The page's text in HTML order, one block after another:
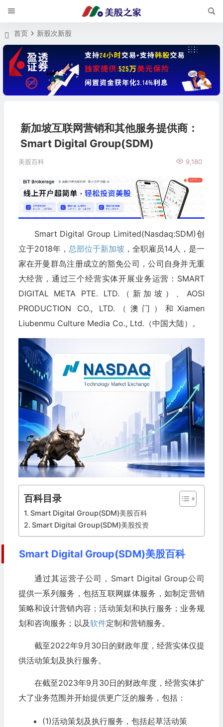
首页 新股次新股
新加坡互联网营销和其他服务提供商：
Smart Digital Group(SDM)
美股百科 9,180
Smart Digital Group Limited(Nasdaq:SDM)创
立于2018年， 总部位于新加坡 ，全职雇员14人，是一
家在开曼群岛注册成立的豁免公司，公司自身并无重
大经营，通过三个经营实体开展业务运营：SMART
DIGITAL META PTE. LTD.（新加坡）、AOSI
PRODUCTION CO., LTD.（澳门）和Xiamen
Liubenmu Culture Media Co., Ltd.（中国大陆）。
百科目录
Smart Digital Group(SDM)美股百科
Smart Digital Group(SDM)美股投资
Smart Digital Group(SDM)美股百科
通过其运营子公司，Smart Digital Group公司
提供一系列服务，包括互联网媒体服务，如制定营销
策略和设计营销内容；活动策划和执行服务；业务规
划和咨询服务；以及软件定制和营销服务。
截至2022年9月30日的财政年度，经营实体仅提
供活动策划及执行服务。
在截至2023年9月30日的财政年度，经营实体扩
大了业务范围并开始提供更广泛的服务，包括：
(1)活动策划及执行服务，包括起草活动策